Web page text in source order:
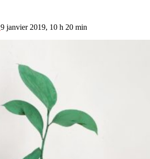
9 janvier 2019, 10 h 20 min